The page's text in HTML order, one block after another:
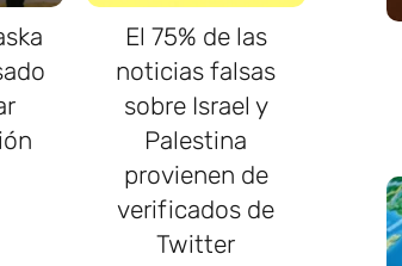
El 75% de las
noticias falsas
sobre Israel y
Palestina
provienen de
verificados de
Twitter